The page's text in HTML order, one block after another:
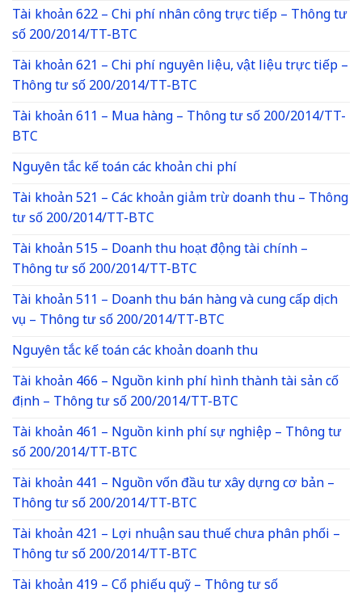
Tài khoản 622 – Chi phí nhân công trực tiếp – Thông tư
số 200/2014/TT-BTC
Tài khoản 621 – Chi phí nguyên liệu, vật liệu trực tiếp –
Thông tư số 200/2014/TT-BTC
Tài khoản 611 – Mua hàng – Thông tư số 200/2014/TT-
BTC
Nguyên tắc kế toán các khoản chi phí
Tài khoản 521 – Các khoản giảm trừ doanh thu – Thông
tư số 200/2014/TT-BTC
Tài khoản 515 – Doanh thu hoạt động tài chính –
Thông tư số 200/2014/TT-BTC
Tài khoản 511 – Doanh thu bán hàng và cung cấp dịch
vụ – Thông tư số 200/2014/TT-BTC
Nguyên tắc kế toán các khoản doanh thu
Tài khoản 466 – Nguồn kinh phí hình thành tài sản cố
định – Thông tư số 200/2014/TT-BTC
Tài khoản 461 – Nguồn kinh phí sự nghiệp – Thông tư
số 200/2014/TT-BTC
Tài khoản 441 – Nguồn vốn đầu tư xây dựng cơ bản –
Thông tư số 200/2014/TT-BTC
Tài khoản 421 – Lợi nhuận sau thuế chưa phân phối –
Thông tư số 200/2014/TT-BTC
Tài khoản 419 – Cổ phiếu quỹ – Thông tư số